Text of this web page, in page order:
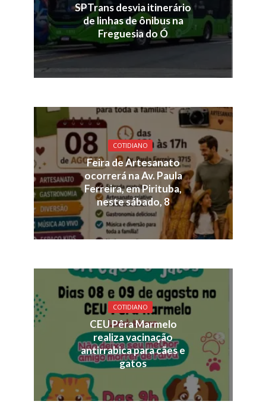
SPTrans desvia itinerário
de linhas de ônibus na
Freguesia do Ó
COTIDIANO
Feira de Artesanato
ocorrerá na Av. Paula
Ferreira, em Pirituba,
neste sábado, 8
COTIDIANO
CEU Pêra Marmelo
realiza vacinação
antirrabica para cães e
gatos